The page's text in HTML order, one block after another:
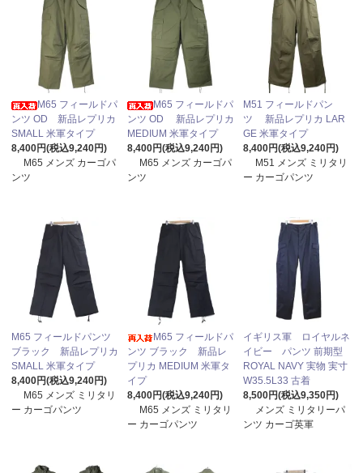
M65 フィールドパ
ンツ OD 新品レプリカ
SMALL 米軍タイプ
8,400円(税込9,240円)
M65 メンズ カーゴパ
ンツ
M65 フィールドパ
ンツ OD 新品レプリカ
MEDIUM 米軍タイプ
8,400円(税込9,240円)
M65 メンズ カーゴパ
ンツ
M51 フィールドパン
ツ 新品レプリカ LAR
GE 米軍タイプ
8,400円(税込9,240円)
M51 メンズ ミリタリ
ー カーゴパンツ
M65 フィールドパンツ
ブラック 新品レプリカ
SMALL 米軍タイプ
8,400円(税込9,240円)
M65 メンズ ミリタリ
ー カーゴパンツ
M65 フィールドパ
ンツ ブラック 新品レ
プリカ MEDIUM 米軍タ
イプ
8,400円(税込9,240円)
M65 メンズ ミリタリ
ー カーゴパンツ
イギリス軍 ロイヤルネ
イビー パンツ 前期型
ROYAL NAVY 実物 実寸
W35.5L33 古着
8,500円(税込9,350円)
メンズ ミリタリーパ
ンツ カーゴ英軍